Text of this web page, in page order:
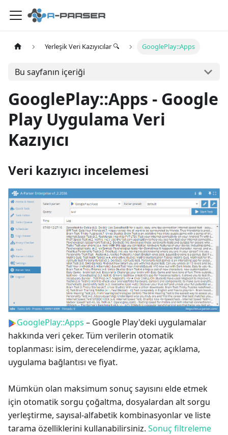
Yerleşik Veri Kazıyıcılar 🔍 GooglePlay::Apps
Bu sayfanın içeriği
GooglePlay::Apps - Google
Play Uygulama Veri
Kazıyıcı
Veri kazıyıcı incelemesi
GooglePlay::Apps – Google Play'deki uygulamalar
hakkında veri çeker. Tüm verilerin otomatik
toplanması: isim, derecelendirme, yazar, açıklama,
uygulama bağlantısı ve fiyat.
Mümkün olan maksimum sonuç sayısını elde etmek
için otomatik sorgu çoğaltma, dosyalardan alt sorgu
yerleştirme, sayısal-alfabetik kombinasyonlar ve liste
tarama özelliklerini kullanabilirsiniz. Sonuç filtreleme